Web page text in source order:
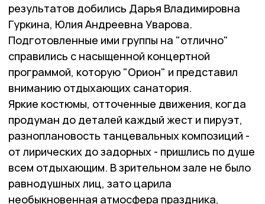
результатов добились Дарья Владимировна
Гуркина, Юлия Андреевна Уварова.
Подготовленные ими группы на "отлично"
справились с насыщенной концертной
программой, которую "Орион" и представил
вниманию отдыхающих санатория.
Яркие костюмы, отточенные движения, когда
продуман до деталей каждый жест и пируэт,
разноплановость танцевальных композиций -
от лирических до задорных - пришлись по душе
всем отдыхающим. В зрительном зале не было
равнодушных лиц, зато царила
необыкновенная атмосфера праздника,